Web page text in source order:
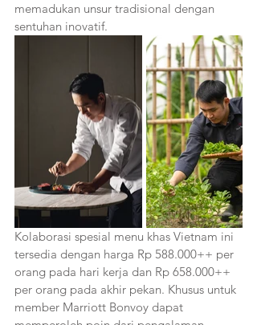
memadukan unsur tradisional dengan
sentuhan inovatif.
Kolaborasi spesial menu khas Vietnam ini
tersedia dengan harga Rp 588.000++ per
orang pada hari kerja dan Rp 658.000++
per orang pada akhir pekan. Khusus untuk
member Marriott Bonvoy dapat